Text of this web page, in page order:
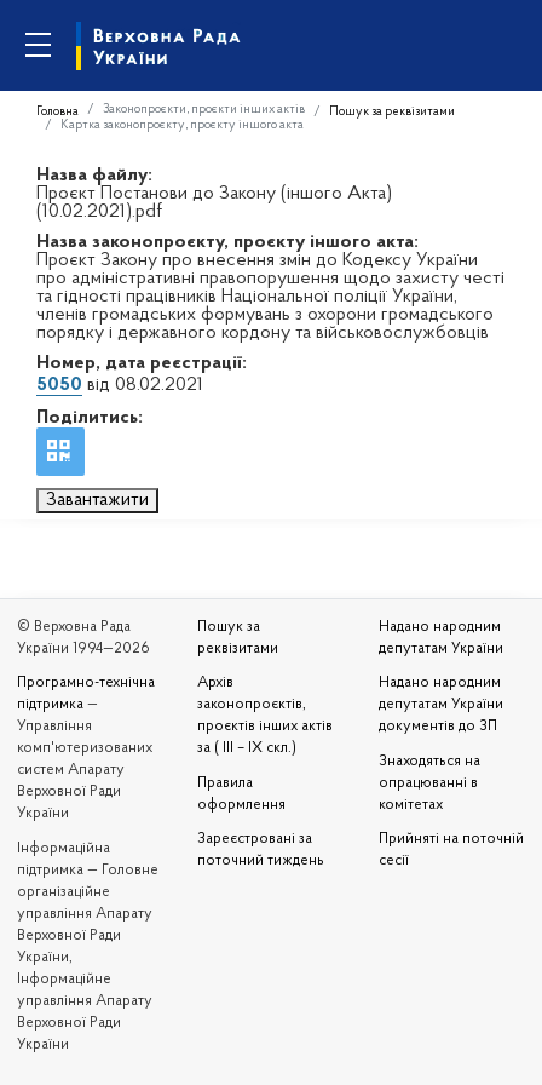
Головна Законопроєкти, проєкти інших актів
Пошук за реквізитами
Картка законопроєкту, проєкту іншого акта
Назва файлу:
Проєкт Постанови до Закону (іншого Акта)
(10.02.2021).pdf
Назва законопроєкту, проєкту іншого акта:
Проєкт Закону про внесення змін до Кодексу України
про адміністративні правопорушення щодо захисту честі
та гідності працівників Національної поліції України,
членів громадських формувань з охорони громадського
порядку і державного кордону та військовослужбовців
Номер, дата реєстрації:
5050 від 08.02.2021
Поділитись:
Завантажити
© Верховна Рада
України 1994—2026
Програмно-технічна
підтримка —
Управління
комп'ютеризованих
систем Апарату
Верховної Ради
України
Iнформаційна
підтримка — Головне
організаційне
управління Апарату
Верховної Ради
України,
Інформаційне
управління Апарату
Верховної Ради
України
Пошук за
реквізитами
Архів
законопроєктів,
проєктів інших актів
за ( III – IX скл.)
Правила
оформлення
Зареєстровані за
поточний тиждень
Надано народним
депутатам України
Надано народним
депутатам України
документів до ЗП
Знаходяться на
опрацюванні в
комітетах
Прийняті на поточній
сесії